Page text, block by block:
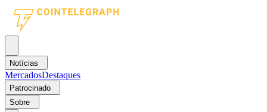
Notícias
MercadosDestaques
Patrocinado
Sobre